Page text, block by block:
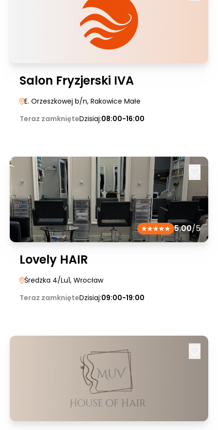
Salon Fryzjerski IVA
E. Orzeszkowej b/n, Rakowice Małe
Teraz zamknięteDzisiaj:08:00-16:00
5.00/5
Lovely HAIR
Średzka 4/Lu1, Wrocław
Teraz zamknięteDzisiaj:09:00-19:00